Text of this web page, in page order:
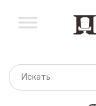
содержанию